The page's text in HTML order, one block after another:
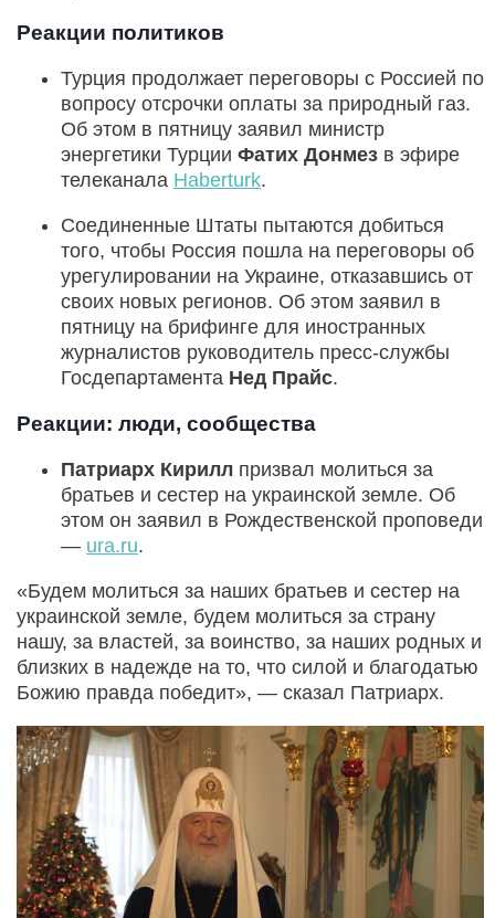
Реакции политиков
Турция продолжает переговоры с Россией по
вопросу отсрочки оплаты за природный газ.
Об этом в пятницу заявил министр
энергетики Турции Фатих Донмез в эфире
телеканала Haberturk.
Соединенные Штаты пытаются добиться
того, чтобы Россия пошла на переговоры об
урегулировании на Украине, отказавшись от
своих новых регионов. Об этом заявил в
пятницу на брифинге для иностранных
журналистов руководитель пресс-службы
Госдепартамента Нед Прайс.
Реакции: люди, сообщества
Патриарх Кирилл призвал молиться за
братьев и сестер на украинской земле. Об
этом он заявил в Рождественской проповеди
— ura.ru.
«Будем молиться за наших братьев и сестер на
украинской земле, будем молиться за страну
нашу, за властей, за воинство, за наших родных и
близких в надежде на то, что силой и благодатью
Божию правда победит», — сказал Патриарх.